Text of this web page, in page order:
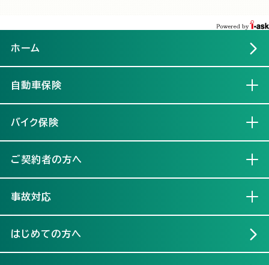
ホーム
自動車保険
バイク保険
ご契約者の方へ
事故対応
はじめての方へ